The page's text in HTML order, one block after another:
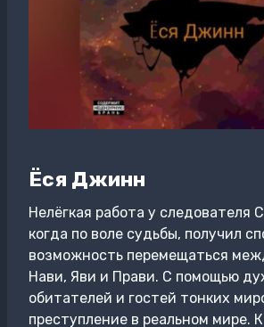
Ёся Джинн
Нелёгкая работа у следователя
когда по воле судьбы, получил
возможность перемещаться
Нави, Яви и Прави. С помощью
обитателей и гостей тонких
преступление в реальном мире.